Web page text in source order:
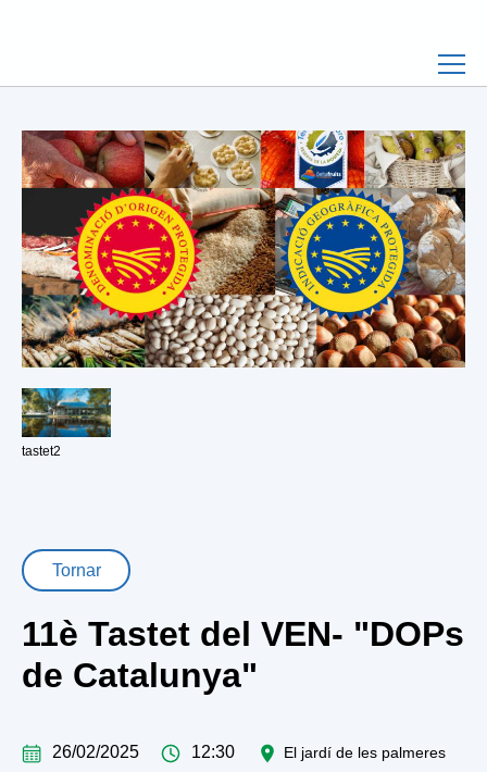
tastet2
Tornar
11è Tastet del VEN- "DOPs
de Catalunya"
26/02/2025 12:30 El jardí de les palmeres